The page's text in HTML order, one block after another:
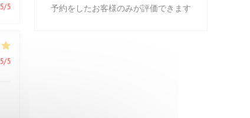
5/5
5/5
予約をしたお客様のみが評価できます